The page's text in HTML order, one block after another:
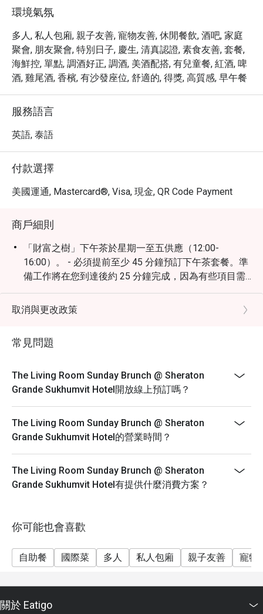
品味這場精彩的早午餐盛宴。
環境氣氛
多人, 私人包廂, 親子友善, 寵物友善, 休閒餐飲, 酒吧, 家庭
聚會, 朋友聚會, 特別日子, 慶生, 清真認證, 素食友善, 套餐,
海鮮控, 單點, 調酒好正, 調酒, 美酒配搭, 有兒童餐, 紅酒, 啤
酒, 雞尾酒, 香檳, 有沙發座位, 舒適的, 得獎, 高質感, 早午餐
服務語言
英語, 泰語
付款選擇
美國運通, Mastercard®, Visa, 現金, QR Code Payment
商戶細則
「財富之樹」下午茶於星期一至五供應（12:00-
16:00）。 - 必須提前至少 45 分鐘預訂下午茶套餐。準
備工作將在您到達後約 25 分鐘完成，因為有些項目需
要現場準備。感謝您的理解。 - 如需緊急預訂，請注意
套餐準備時間至少為 45 分鐘。 - 為方便起見，如果您
有任何飲食限制、食物過敏或特別要求，請告知我們。
格每位由泰銖 1,200++ 起。 - 必須提前至少 45 分鐘預
成，因為有些項目需要現場準備。感謝您的理解。 - 如
需緊急預訂，請注意套餐準備時間至少為 45 分鐘。 -
要求，請告知我們。 星期日爵士早午餐 12:00-14:30。
星期日早午餐被譽為曼谷最頂級的自助餐。提供豐盛的
自助餐和現場爵士樂。這是與全家人共度週末的完美方
水。 - 兒童（3-12 歲）泰銖 1400++ 爵士酒廊 飲品訂
單截止時間為 22:45。食物訂單截止時間為 22:00。 所
根據泰國法律，20 歲以下人士晚上 8 點後不允許進
取消與更改政策
常見問題
The Living Room Sunday Brunch @ Sheraton
Grande Sukhumvit Hotel開放線上預訂嗎？
The Living Room Sunday Brunch @ Sheraton
Grande Sukhumvit Hotel的營業時間？
The Living Room Sunday Brunch @ Sheraton
Grande Sukhumvit Hotel有提供什麼消費方案？
你可能也會喜歡
自助餐 國際菜 多人 私人包廂 親子友善 寵物
關於 Eatigo